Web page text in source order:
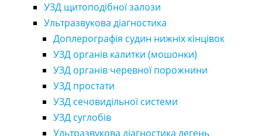
УЗД щитоподібної залози
Ультразвукова діагностика
Доплерографія судин нижніх кінцівок
УЗД органів калитки (мошонки)
УЗД органів черевної порожнини
УЗД простати
УЗД сечовидільної системи
УЗД суглобів
Ультразвукова діагностика легень